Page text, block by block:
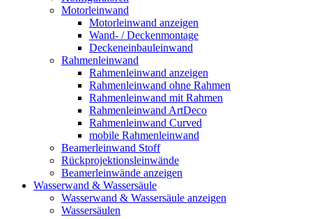
Motorleinwand
Motorleinwand anzeigen
Wand- / Deckenmontage
Deckeneinbauleinwand
Rahmenleinwand
Rahmenleinwand anzeigen
Rahmenleinwand ohne Rahmen
Rahmenleinwand mit Rahmen
Rahmenleinwand ArtDeco
Rahmenleinwand Curved
mobile Rahmenleinwand
Beamerleinwand Stoff
Rückprojektionsleinwände
Beamerleinwände anzeigen
Wasserwand & Wassersäule
Wasserwand & Wassersäule anzeigen
Wassersäulen